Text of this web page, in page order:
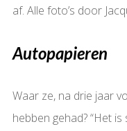
af. Alle foto’s door
Autopapieren
Waar ze, na drie jaar
hebben gehad? “Het